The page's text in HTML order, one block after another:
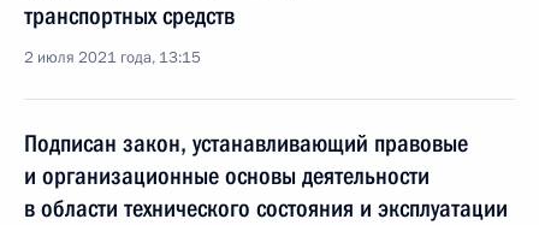
транспортных средств
2 июля 2021 года, 13:15
Подписан закон, устанавливающий правовые
и организационные основы деятельности
в области технического состояния и эксплуатации